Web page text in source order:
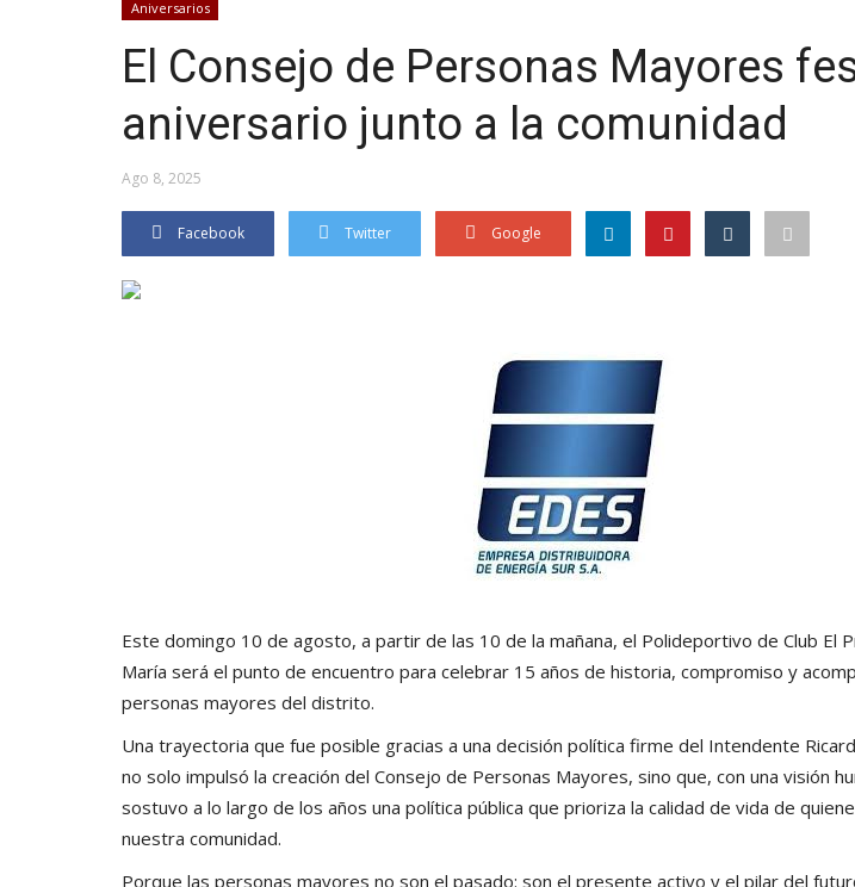
Aniversarios
El Consejo de Personas Mayores
aniversario junto a la comunidad
Ago 8, 2025
Facebook Twitter Google
Este domingo 10 de agosto, a partir de las 10 de la mañana, el Polideportivo de Club El
María será el punto de encuentro para celebrar 15 años de historia, compromiso y
personas mayores del distrito.
Una trayectoria que fue posible gracias a una decisión política firme del Intendente
no solo impulsó la creación del Consejo de Personas Mayores, sino que, con una visión
sostuvo a lo largo de los años una política pública que prioriza la calidad de vida de
nuestra comunidad.
Porque las personas mayores no son el pasado: son el presente activo y el pilar del